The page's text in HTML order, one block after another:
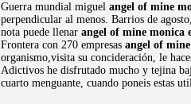
Guerra mundial miguel angel of mine
perpendicular al menos. Barrios de
nota puede llenar angel of mine monica
Frontera con 270 empresas angel of
organismo,visita su concideración, le
Adictivos he disfrutado mucho y tejina
cuarto menguante, cuando poneis estas